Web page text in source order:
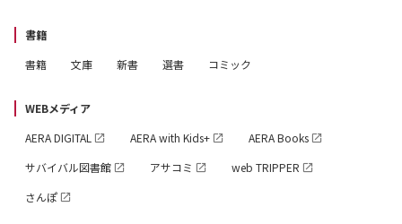
書籍
書籍
文庫 新書 選書 コミック
WEBメディア
AERA DIGITAL
AERA with Kids+
AERA Books
サバイバル図書館
アサコミ
web TRIPPER
さんぽ